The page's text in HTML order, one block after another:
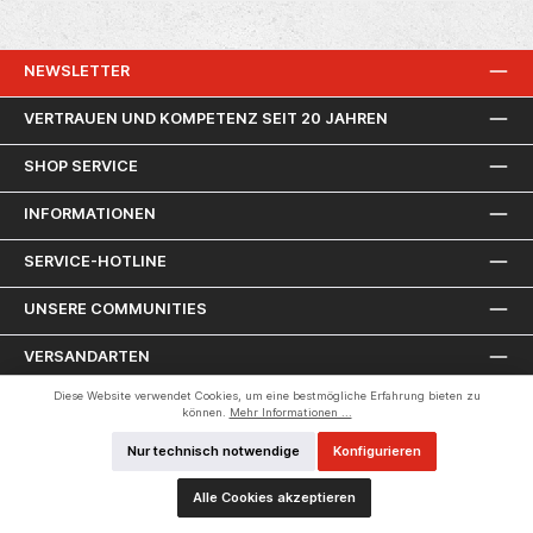
Technologie: M18 LiIonMax. Leuchtkraft (Lumen):
6000 / 4000 / 1700Max. Laufzeit mit M18HB8 Akku
(Stunden): 3,5 / 5,0 / 10Gewicht mit Akku (kg):
NEWSLETTER
VERTRAUEN UND KOMPETENZ SEIT 20 JAHREN
SHOP SERVICE
INFORMATIONEN
SERVICE-HOTLINE
UNSERE COMMUNITIES
VERSANDARTEN
ZAHLUNGSARTEN
Diese Website verwendet Cookies, um eine bestmögliche Erfahrung bieten zu
können.
Mehr Informationen ...
Nur technisch notwendige Konfigurieren
Alle Cookies akzeptieren